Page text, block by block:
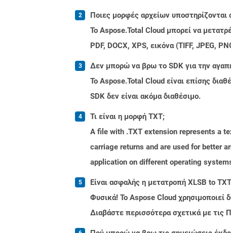
Ποιες μορφές αρχείων
Το Aspose.Total Cloud μπορεί να
PDF, DOCX, XPS, εικόνα (TIFF, JPEG,
Δεν μπορώ να βρω το SDK για την
Το Aspose.Total Cloud είναι επίσης
SDK δεν είναι ακόμα διαθέσιμο.
Τι είναι η μορφή TXT;
A file with .TXT extension represents a
carriage returns and are used for better
application on different operating
Είναι ασφαλής η μετατροπή XLSB to
Φυσικά! Το Aspose Cloud χρησιμοποιεί
Διαβάστε περισσότερα σχετικά με τις